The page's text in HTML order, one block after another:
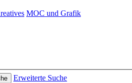
MOC und Grafik
Erweiterte Suche